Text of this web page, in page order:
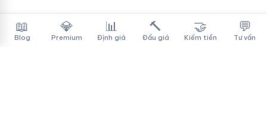
📖
Blog
💎
Premium
📊
Định giá
🔨
Đấu giá
🤝
Kiếm tiền
💬
Tư vấn